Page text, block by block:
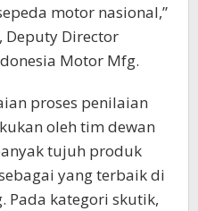
motor nasional,”
Deputy Director
Motor Mfg.
proses penilaian
oleh tim dewan
tujuh produk
yang terbaik di
Pada kategori skutik,